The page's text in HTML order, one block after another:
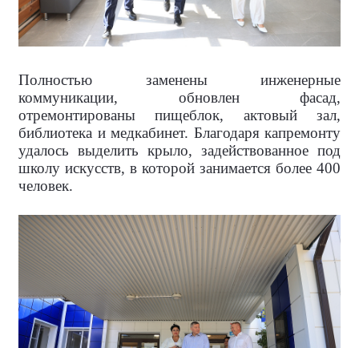
Полностью заменены инженерные
коммуникации, обновлен фасад,
отремонтированы пищеблок, актовый зал,
библиотека и медкабинет. Благодаря капремонту
удалось выделить крыло, задействованное под
школу искусств, в которой занимается более 400
человек.